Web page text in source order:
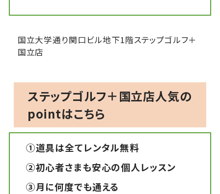
国立大学通り関口ビル地下1階ステップゴルフ＋
国立店
ステップゴルフ＋国立店人気の
pointはこちら
①道具は全てレンタル無料
②初心者さまも安心の個人レッスン
③月に何度でも通える